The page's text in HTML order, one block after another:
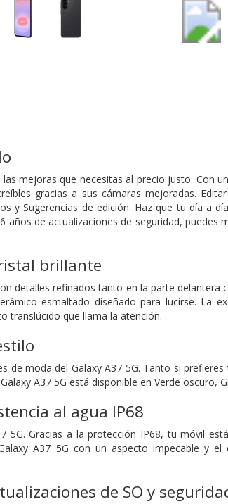
mejoras que necesitas al precio justo. Con
gracias a sus cámaras mejoradas.
y Sugerencias de edición. Haz que tu día a
años de actualizaciones de seguridad,
brillante
detalles refinados tanto en la parte
esmaltado diseñado para lucirse. La
translúcido que llama la atención.
de moda del Galaxy A37 5G. Tanto si
A37 5G está disponible en Verde oscuro,
al agua IP68
5G. Gracias a la protección IP68, tu móvil
A37 5G con un aspecto impecable y
de SO y